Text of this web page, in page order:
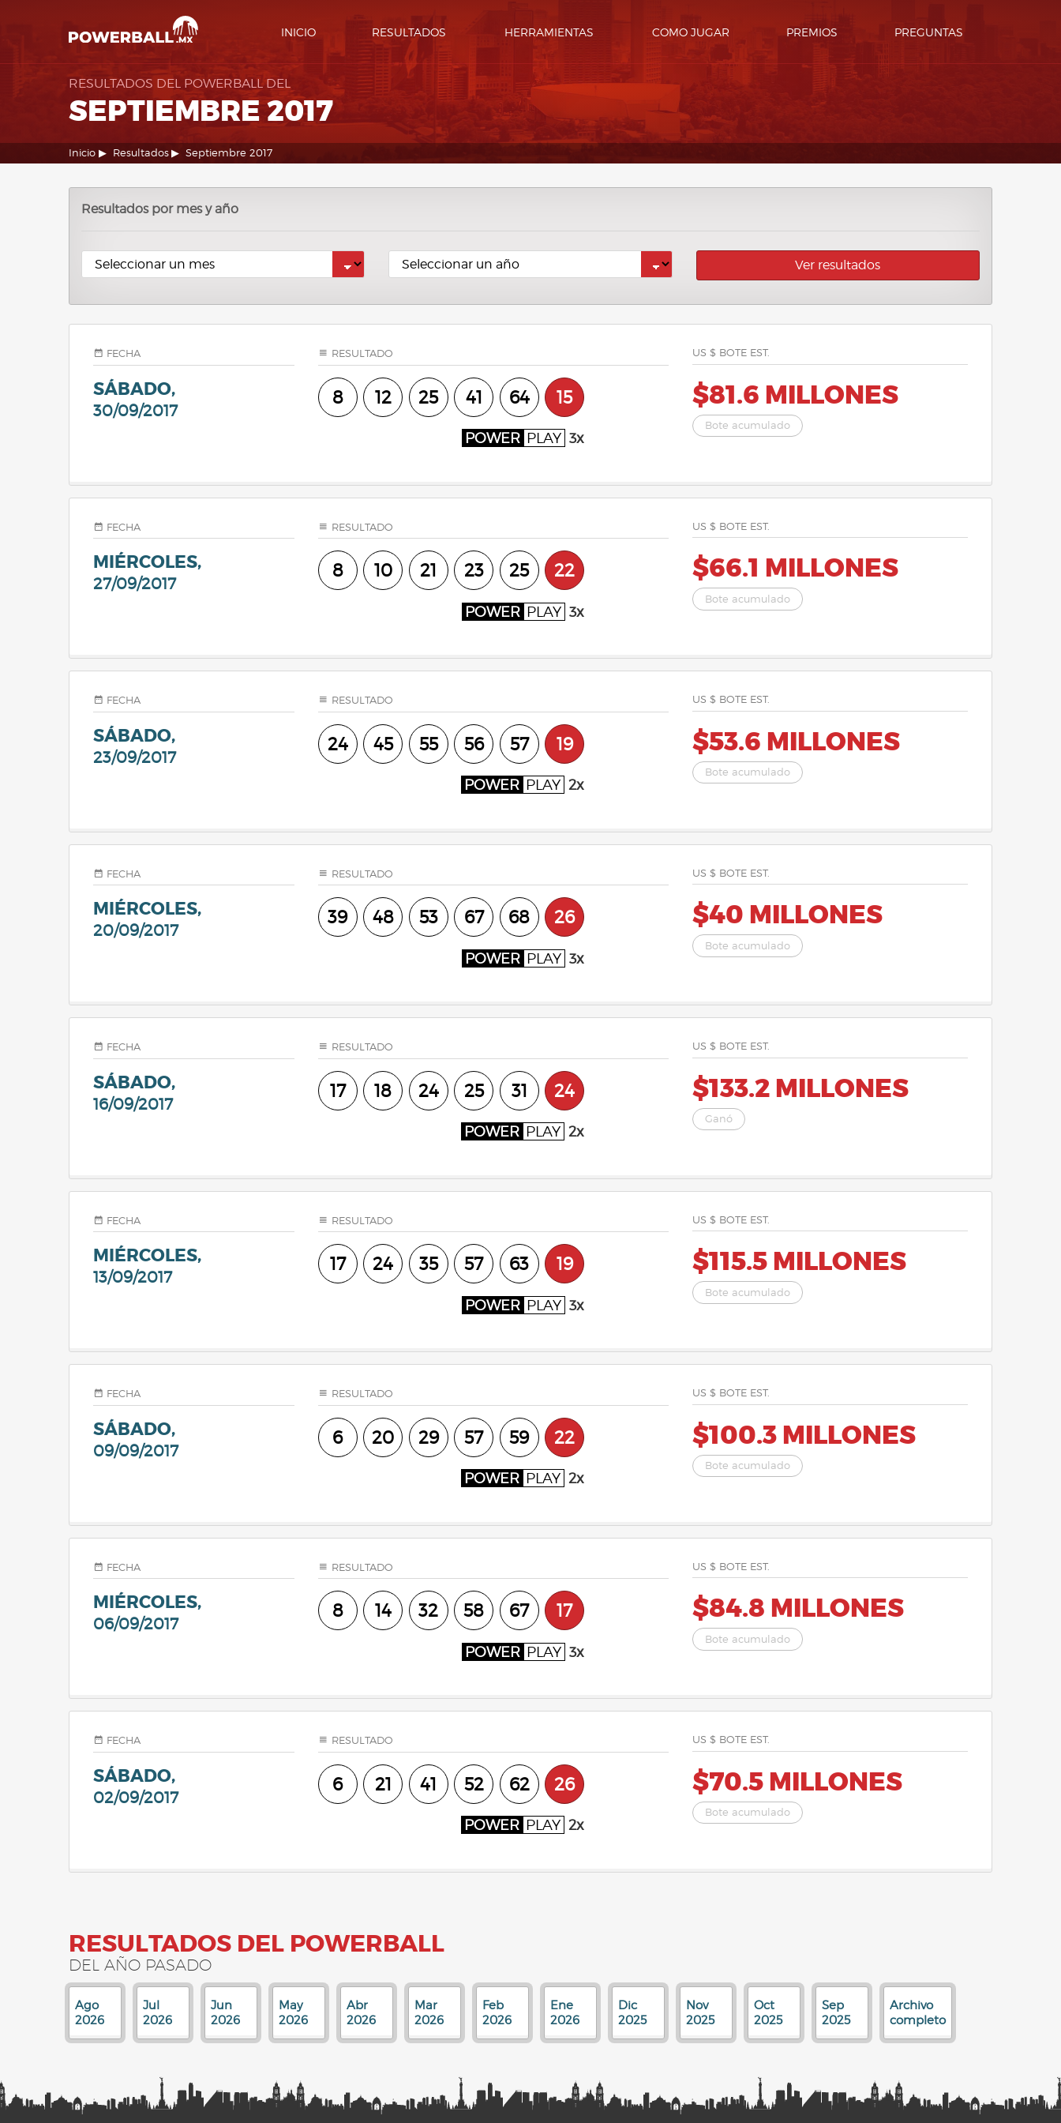
INICIO RESULTADOS HERRAMIENTAS COMO JUGAR PREMIOS PREGUNTAS
RESULTADOS DEL POWERBALL DEL
SEPTIEMBRE 2017
Inicio Resultados Septiembre 2017
Resultados por mes y año
Ver resultados
FECHA
SÁBADO,
30/09/2017
RESULTADO
8 12 25 41 64 15
POWER PLAY 3x
US $ BOTE EST.
$81.6 MILLONES
Bote acumulado
FECHA
MIÉRCOLES,
27/09/2017
RESULTADO
8 10 21 23 25 22
POWER PLAY 3x
US $ BOTE EST.
$66.1 MILLONES
Bote acumulado
FECHA
SÁBADO,
23/09/2017
RESULTADO
24 45 55 56 57 19
POWER PLAY 2x
US $ BOTE EST.
$53.6 MILLONES
Bote acumulado
FECHA
MIÉRCOLES,
20/09/2017
RESULTADO
39 48 53 67 68 26
POWER PLAY 3x
US $ BOTE EST.
$40 MILLONES
Bote acumulado
FECHA
SÁBADO,
16/09/2017
RESULTADO
17 18 24 25 31 24
POWER PLAY 2x
US $ BOTE EST.
$133.2 MILLONES
Ganó
FECHA
MIÉRCOLES,
13/09/2017
RESULTADO
17 24 35 57 63 19
POWER PLAY 3x
US $ BOTE EST.
$115.5 MILLONES
Bote acumulado
FECHA
SÁBADO,
09/09/2017
RESULTADO
6 20 29 57 59 22
POWER PLAY 2x
US $ BOTE EST.
$100.3 MILLONES
Bote acumulado
FECHA
MIÉRCOLES,
06/09/2017
RESULTADO
8 14 32 58 67 17
POWER PLAY 3x
US $ BOTE EST.
$84.8 MILLONES
Bote acumulado
FECHA
SÁBADO,
02/09/2017
RESULTADO
6 21 41 52 62 26
POWER PLAY 2x
US $ BOTE EST.
$70.5 MILLONES
Bote acumulado
RESULTADOS DEL POWERBALL
DEL AÑO PASADO
Ago
2026
Jul
2026
Jun
2026
May
2026
Abr
2026
Mar
2026
Feb
2026
Ene
2026
Dic
2025
Nov
2025
Oct
2025
Sep
2025
Archivo
completo